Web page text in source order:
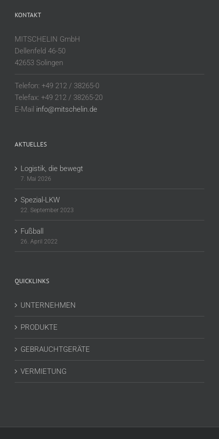
KONTAKT
MITSCHELIN GmbH
Dellenfeld 46-50
42653 Solingen
Telefon: +49 212 / 38265-0
Telefax: +49 212 / 38265-20
E-Mail info@mitschelin.de
AKTUELLES
Logistik, die bewegt
7. Mai 2026
Spezial-LKW
22. September 2023
Fußball
26. April 2022
QUICKLINKS
UNTERNEHMEN
PRODUKTE
GEBRAUCHTGERÄTE
VERMIETUNG